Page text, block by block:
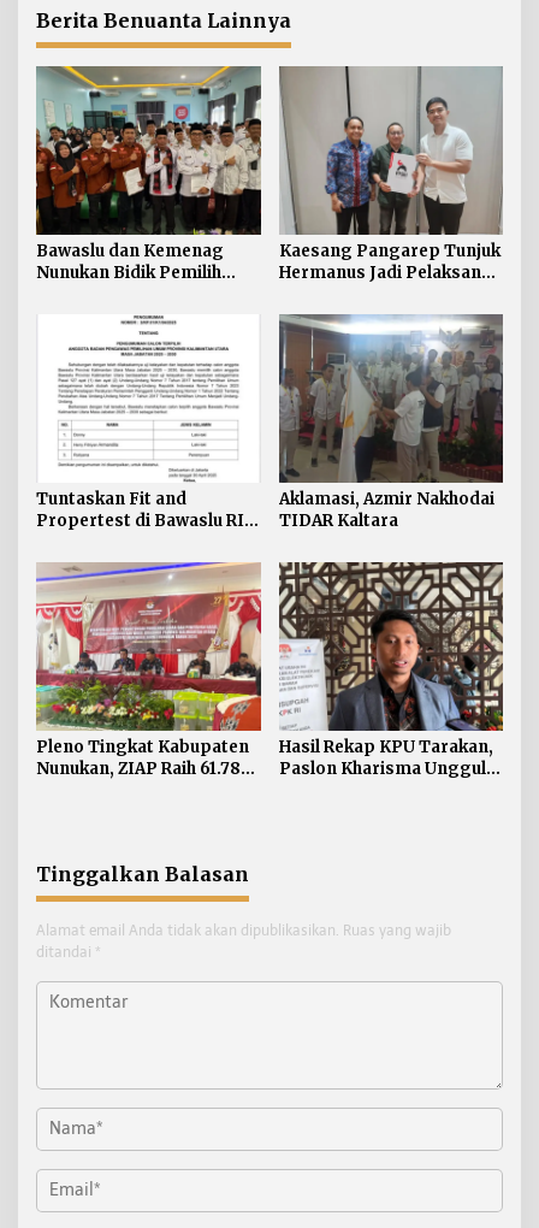
Berita Benuanta Lainnya
Bawaslu dan Kemenag
Nunukan Bidik Pemilih
Politik di Luar Tahapan
Kaesang Pangarep Tunjuk
Hermanus Jadi Pelaksana
Kalimantan Utara
Tuntaskan Fit and
Propertest di Bawaslu RI,
Bawaslu Kaltara
Aklamasi, Azmir Nakhodai
TIDAR Kaltara
Pleno Tingkat Kabupaten
Nunukan, ZIAP Raih 61.781
Hasil Rekap KPU Tarakan,
Paslon Kharisma Ungguli
Tinggalkan Balasan
Alamat email Anda tidak akan dipublikasikan. Ruas yang wajib
ditandai *